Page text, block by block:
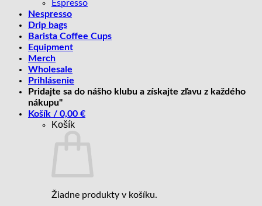
Espresso
Nespresso
Drip bags
Barista Coffee Cups
Equipment
Merch
Wholesale
Prihlásenie
Pridajte sa do nášho klubu a získajte zľavu z každého
nákupu"
Košík / 0,00 €
Košík
Žiadne produkty v košíku.